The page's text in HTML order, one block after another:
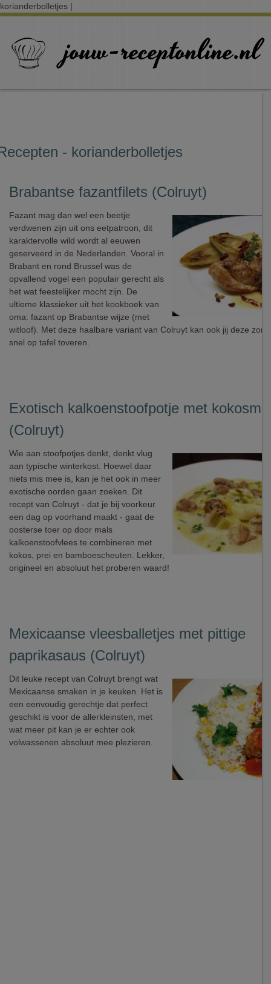
korianderbolletjes |
- korianderbolletjes
Brabantse fazantfilets (Colruyt)
Fazant mag dan wel een beetje
verdwenen zijn uit ons eetpatroon, dit
karaktervolle wild wordt al eeuwen
geserveerd in de Nederlanden. Vooral in
Brabant en rond Brussel was de
opvallend vogel een populair gerecht als
het wat feestelijker mocht zijn. De
ultieme klassieker uit het kookboek van
oma: fazant op Brabantse wijze (met
witloof). Met deze haalbare variant van Colruyt kan ook jij deze
snel op tafel toveren.
Exotisch kalkoenstoofpotje met
(Colruyt)
Wie aan stoofpotjes denkt, denkt vlug
aan typische winterkost. Hoewel daar
niets mis mee is, kan je het ook in meer
exotische oorden gaan zoeken. Dit
recept van Colruyt - dat je bij voorkeur
een dag op voorhand maakt - gaat de
oosterse toer op door mals
kalkoenstoofvlees te combineren met
kokos, prei en bamboescheuten. Lekker,
origineel en absoluut het proberen waard!
Mexicaanse vleesballetjes met pittige
paprikasaus (Colruyt)
Dit leuke recept van Colruyt brengt wat
Mexicaanse smaken in je keuken. Het is
een eenvoudig gerechtje dat perfect
geschikt is voor de allerkleinsten, met
wat meer pit kan je er echter ook
volwassenen absoluut mee plezieren.